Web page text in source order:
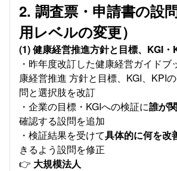
2. 調査票・申請書の設
用レベルの変更）
(1) 健康経営推進方針と目標、KGI・
・昨年度改訂した健康経営ガイドブ
康経営推進 方針と⽬標、KGI、KPI
問と選択肢を改訂
・企業の⽬標・KGIへの検証に誰が
確認する設問を追加
・検証結果を受けて具体的に何を改
きるよう設問を修正
👉 大規模法人